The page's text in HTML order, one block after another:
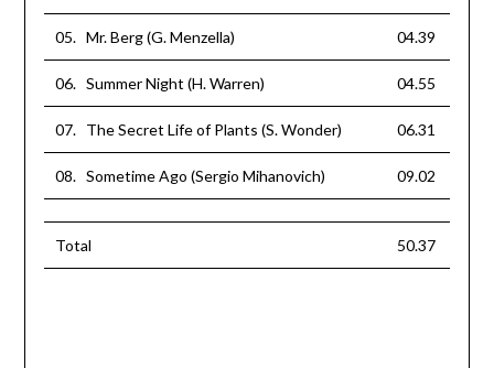
05. Mr. Berg (G. Menzella) 04.39
06. Summer Night (H. Warren) 04.55
07. The Secret Life of Plants (S. Wonder) 06.31
08. Sometime Ago (Sergio Mihanovich) 09.02
Total 50.37